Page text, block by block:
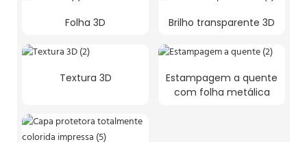
Folha 3D Brilho transparente 3D
Textura 3D
Estampagem a quente
com folha metálica